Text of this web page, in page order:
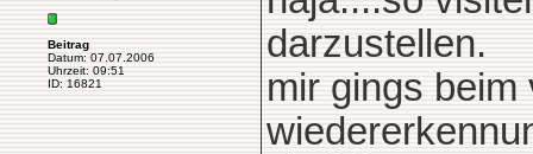
Beitrag
Datum: 07.07.2006
Uhrzeit: 09:51
ID: 16821
darzustellen.
mir gings